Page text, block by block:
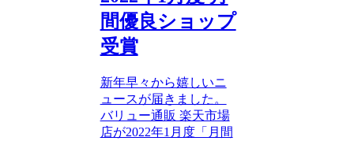
間優良ショップ
受賞
新年早々から嬉しいニ
ュースが届きました。
バリュー通販 楽天市場
店が2022年1月度「月間